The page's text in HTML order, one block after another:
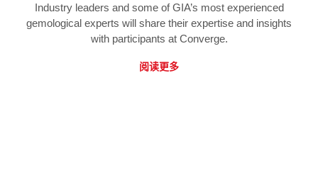
Industry leaders and some of GIA’s most experienced
gemological experts will share their expertise and insights
with participants at Converge.
阅读更多